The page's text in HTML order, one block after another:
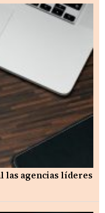
las agencias líderes